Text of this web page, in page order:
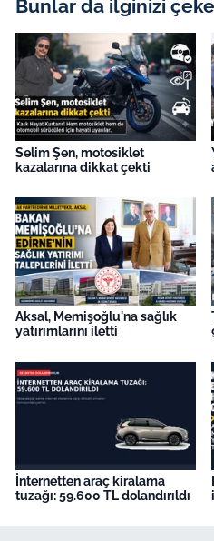
Bunlar da ilginizi
Selim Şen, motosiklet
kazalarına dikkat çekti
Aksal, Memişoğlu'na sağlık
yatırımlarını iletti
İnternetten araç kiralama
tuzağı: 59.600 TL dolandırıldı